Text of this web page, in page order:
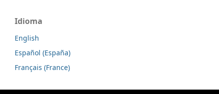
Idioma
English
Español (España)
Français (France)